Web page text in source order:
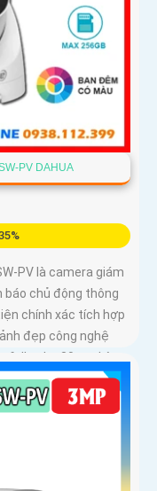
PV DAHUA
PV là camera giám
báo chủ động thông
chính xác tích hợp
đẹp công nghệ
full color 30m, phù
hàng,